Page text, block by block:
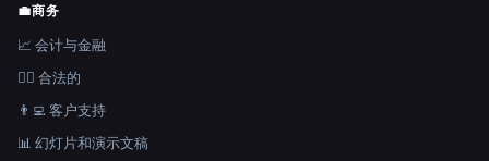
💼商务
📈 会计与金融
👩‍⚖️ 合法的
👨‍💻 客户支持
📊 幻灯片和演示文稿